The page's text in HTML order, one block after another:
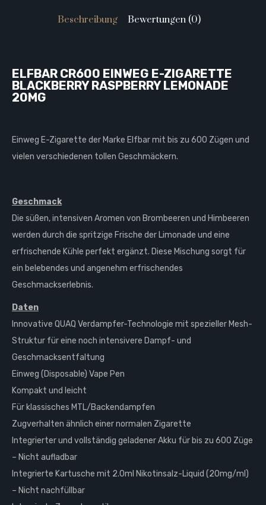
Beschreibung Bewertungen (0)
ELFBAR CR600 EINWEG E-ZIGARETTE
BLACKBERRY RASPBERRY LEMONADE
20MG
Einweg E-Zigarette der Marke Elfbar mit bis zu 600 Zügen und
vielen verschiedenen tollen Geschmäckern.
Geschmack
Die süßen, intensiven Aromen von Brombeeren und Himbeeren
werden durch die spritzige Frische der Limonade und eine
erfrischende Kühle perfekt ergänzt. Diese Mischung sorgt für
ein belebendes und angenehm erfrischendes
Geschmackserlebnis.
Daten
Innovative QUAQ Verdampfer-Technologie mit spezieller Mesh-
Struktur für eine noch intensivere Dampf- und
Geschmacksentfaltung
Einweg (Disposable) Vape Pen
Kompakt und leicht
Für klassisches MTL/Backendampfen
Zugverhalten ähnlich einer normalen Zigarette
Integrierter und vollständig geladener Akku für bis zu 600 Züge
– Nicht aufladbar
Integrierte Kartusche mit 2.0ml Nikotinsalz-Liquid (20mg/ml)
– Nicht nachfüllbar